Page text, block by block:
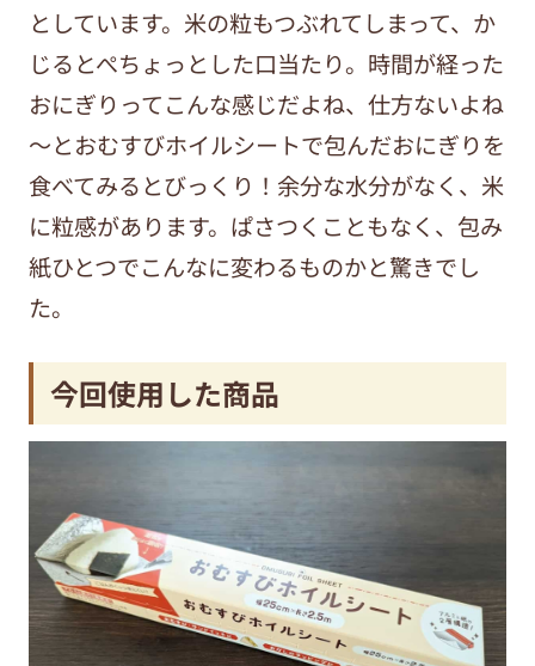
としています。米の粒もつぶれてしまって、か
じるとぺちょっとした口当たり。時間が経った
おにぎりってこんな感じだよね、仕方ないよね
～とおむすびホイルシートで包んだおにぎりを
食べてみるとびっくり！余分な水分がなく、米
に粒感があります。ぱさつくこともなく、包み
紙ひとつでこんなに変わるものかと驚きでし
た。
今回使用した商品